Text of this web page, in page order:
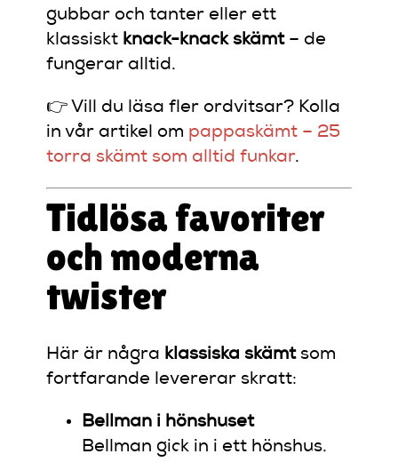
gubbar och tanter eller ett
klassiskt knack-knack skämt– de
fungerar alltid.
👉 Vill du läsa fler ordvitsar? Kolla
in vår artikel om pappaskämt – 25
torra skämt som alltid funkar.
Tidlösa favoriter
och moderna
twister
Här är några klassiska skämtsom
fortfarande levererar skratt:
Bellman i hönshuset
Bellman gick in i ett hönshus.